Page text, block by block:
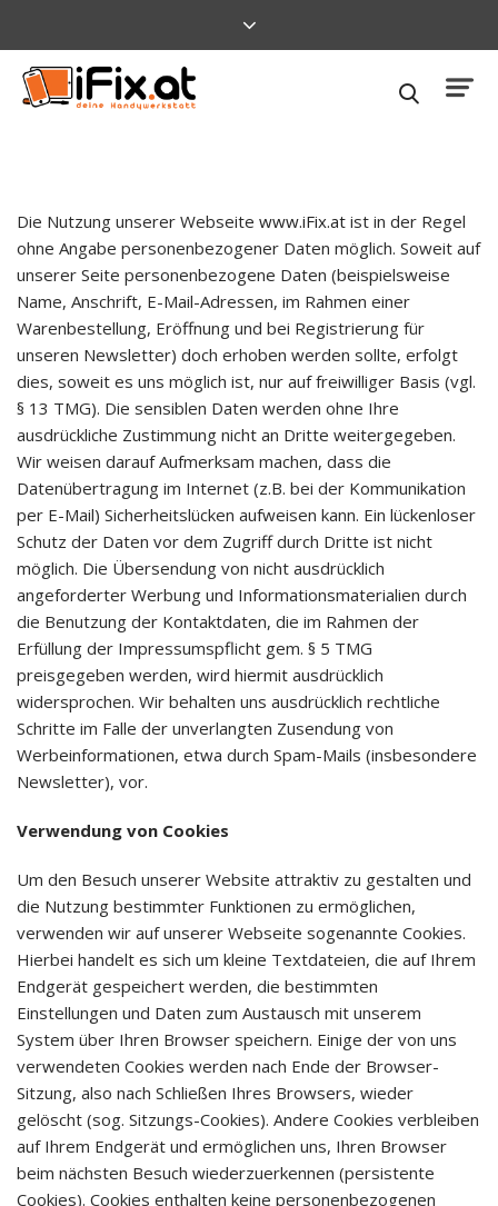
Die Nutzung unserer Webseite www.iFix.at ist in der Regel
ohne Angabe personenbezogener Daten möglich. Soweit auf
unserer Seite personenbezogene Daten (beispielsweise
Name, Anschrift, E-Mail-Adressen, im Rahmen einer
Warenbestellung, Eröffnung und bei Registrierung für
unseren Newsletter) doch erhoben werden sollte, erfolgt
dies, soweit es uns möglich ist, nur auf freiwilliger Basis (vgl.
§ 13 TMG). Die sensiblen Daten werden ohne Ihre
ausdrückliche Zustimmung nicht an Dritte weitergegeben.
Wir weisen darauf Aufmerksam machen, dass die
Datenübertragung im Internet (z.B. bei der Kommunikation
per E-Mail) Sicherheitslücken aufweisen kann. Ein lückenloser
Schutz der Daten vor dem Zugriff durch Dritte ist nicht
möglich. Die Übersendung von nicht ausdrücklich
angeforderter Werbung und Informationsmaterialien durch
die Benutzung der Kontaktdaten, die im Rahmen der
Erfüllung der Impressumspflicht gem. § 5 TMG
preisgegeben werden, wird hiermit ausdrücklich
widersprochen. Wir behalten uns ausdrücklich rechtliche
Schritte im Falle der unverlangten Zusendung von
Werbeinformationen, etwa durch Spam-Mails (insbesondere
Newsletter), vor.
Verwendung von Cookies
Um den Besuch unserer Website attraktiv zu gestalten und
die Nutzung bestimmter Funktionen zu ermöglichen,
verwenden wir auf unserer Webseite sogenannte Cookies.
Hierbei handelt es sich um kleine Textdateien, die auf Ihrem
Endgerät gespeichert werden, die bestimmten
Einstellungen und Daten zum Austausch mit unserem
System über Ihren Browser speichern. Einige der von uns
verwendeten Cookies werden nach Ende der Browser-
Sitzung, also nach Schließen Ihres Browsers, wieder
gelöscht (sog. Sitzungs-Cookies). Andere Cookies verbleiben
auf Ihrem Endgerät und ermöglichen uns, Ihren Browser
beim nächsten Besuch wiederzuerkennen (persistente
Cookies). Cookies enthalten keine personenbezogenen